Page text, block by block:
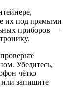
их под прямыми
приборов —
Убедитесь,
чётко
или запишите